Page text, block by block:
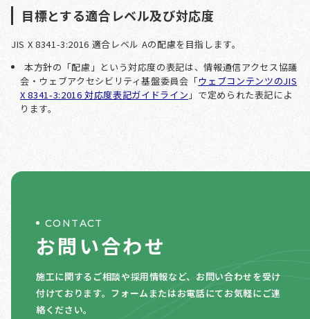
目標とする適合レベル及び対応度
JIS X 8341-3:2016 適合レベル Aの配慮を目指します。
本方針の「配慮」という対応度の表記は、情報通信アクセス協議
会・ウェブアクセシビリティ基盤委員会「ウェブコンテンツのJIS
X 8341-3:2016 対応度表記ガイドライン 」で定められた表記によ
ります。
CONTACT
お問い合わせ
施工に関するご相談や採用情報など、お問い合わせを受け
付けております。 フォームまたはお電話にてお気軽にご連
絡ください。